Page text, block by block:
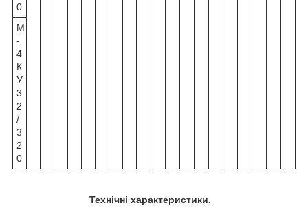
0
М
-
4
К
У
3
2
/
3
2
0
Технічні характеристики.